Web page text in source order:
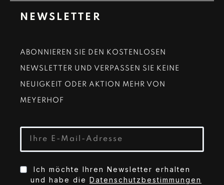
NEWSLETTER
ABONNIEREN SIE DEN KOSTENLOSEN
NEWSLETTER UND VERPASSEN SIE KEINE
NEUIGKEIT ODER AKTION MEHR VON
MEYERHOF
Ich möchte Ihren Newsletter erhalten
und habe die Datenschutzbestimmungen